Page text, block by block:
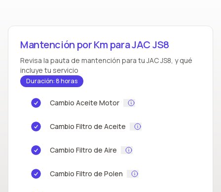
Mantención por Km para JAC JS8
Revisa la pauta de mantención para tu JAC JS8, y qué
incluye tu servicio
Duración: 8 horas
Cambio Aceite Motor
Cambio Filtro de Aceite
Cambio Filtro de Aire
Cambio Filtro de Polen